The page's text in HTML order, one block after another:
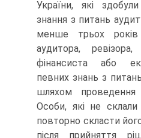
України, якi
знання з питань
менше трьох
аудитора, ревiзора,
фiнансиста або
певних знань з
шляхом проведення
Особи, якi не
повторно скласти
пiсля прийняття